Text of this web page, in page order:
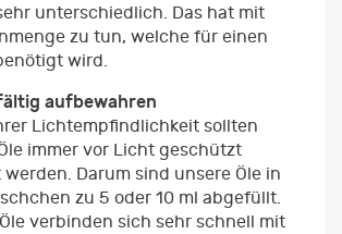
unterschiedlich. Das hat mit
zu tun, welche für einen
wird.
aufbewahren
Lichtempfindlichkeit sollten
immer vor Licht geschützt
Darum sind unsere Öle in
zu 5 oder 10 ml abgefüllt.
verbinden sich sehr schnell mit